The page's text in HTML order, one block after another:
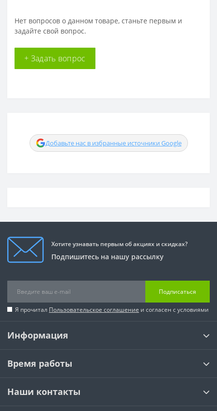
Нет вопросов о данном товаре, станьте первым и
задайте свой вопрос.
+ Задать вопрос
Добавьте нас в избранные источники Google
Хотите узнавать первым об акциях и скидках?
Подпишитесь на нашу рассылку
Подписаться
Я прочитал Пользовательское соглашение и согласен с условиями
Информация
Время работы
Наши контакты